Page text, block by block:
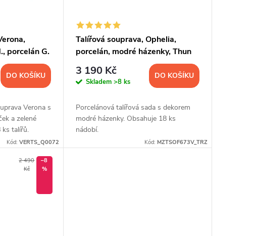
porcelán G.
DO KOŠÍKU
Verona s
a zelené
ks talířů.
Kód: VERTS_Q0072
Talířová souprava, Ophelia,
porcelán, modré házenky, Thun
R. Z., 18 d.
3 190 Kč
Skladem >8 ks
DO KOŠÍKU
Porcelánová talířová sada s dekorem
modré házenky. Obsahuje 18 ks
nádobí.
Kód: MZTSOF673V_TRZ
2 490
Kč
–8
%